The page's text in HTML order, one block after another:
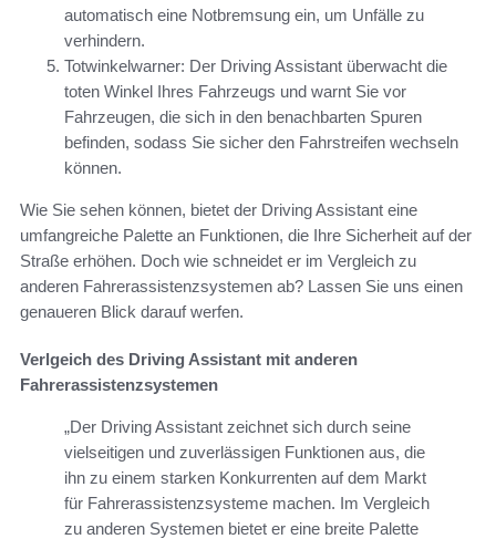
automatisch eine Notbremsung ein, um Unfälle zu
verhindern.
Totwinkelwarner: Der Driving Assistant überwacht die
toten Winkel Ihres Fahrzeugs und warnt Sie vor
Fahrzeugen, die sich in den benachbarten Spuren
befinden, sodass Sie sicher den Fahrstreifen wechseln
können.
Wie Sie sehen können, bietet der Driving Assistant eine
umfangreiche Palette an Funktionen, die Ihre Sicherheit auf der
Straße erhöhen. Doch wie schneidet er im Vergleich zu
anderen Fahrerassistenzsystemen ab? Lassen Sie uns einen
genaueren Blick darauf werfen.
Verlgeich des Driving Assistant mit anderen
Fahrerassistenzsystemen
„Der Driving Assistant zeichnet sich durch seine
vielseitigen und zuverlässigen Funktionen aus, die
ihn zu einem starken Konkurrenten auf dem Markt
für Fahrerassistenzsysteme machen. Im Vergleich
zu anderen Systemen bietet er eine breite Palette